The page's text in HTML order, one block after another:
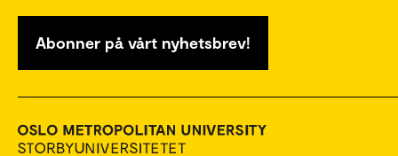
Abonner på vårt nyhetsbrev!